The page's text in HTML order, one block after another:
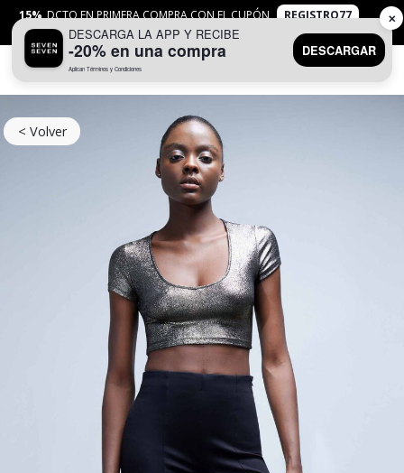
15% DCTO EN PRIMERA COMPRA CON EL CUPÓN
REGISTRO77
APLICANTYC
< Volver
DESCARGA LA APP Y RECIBE
-20% en una compra
Aplican Términos y Condiciones
DESCARGAR
✕